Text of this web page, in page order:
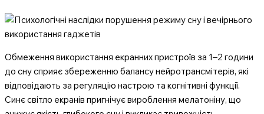
Обмеження використання екранних пристроїв за 1–2 години
до сну сприяє збереженню балансу нейротрансмітерів, які
відповідають за регуляцію настрою та когнітивні функції.
Синє світло екранів пригнічує вироблення мелатоніну, що